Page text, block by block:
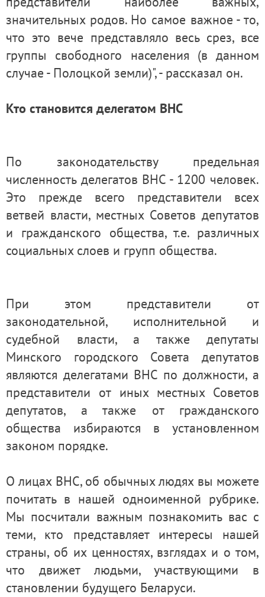
значительных родов. Но самое важное - то,
что это вече представляло весь срез, все
группы свободного населения (в данном
случае - Полоцкой земли)", - рассказал он.
Кто становится делегатом ВНС
По законодательству предельная
численность делегатов ВНС - 1200 человек.
Это прежде всего представители всех
ветвей власти, местных Советов депутатов
и гражданского общества, т.е. различных
социальных слоев и групп общества.
При этом представители от
законодательной, исполнительной и
судебной власти, а также депутаты
Минского городского Совета депутатов
являются делегатами ВНС по должности, а
представители от иных местных Советов
депутатов, а также от гражданского
общества избираются в установленном
законом порядке.
О лицах ВНС, об обычных людях вы можете
почитать в нашей одноименной рубрике.
Мы посчитали важным познакомить вас с
теми, кто представляет интересы нашей
страны, об их ценностях, взглядах и о том,
что движет людьми, участвующими в
становлении будущего Беларуси.